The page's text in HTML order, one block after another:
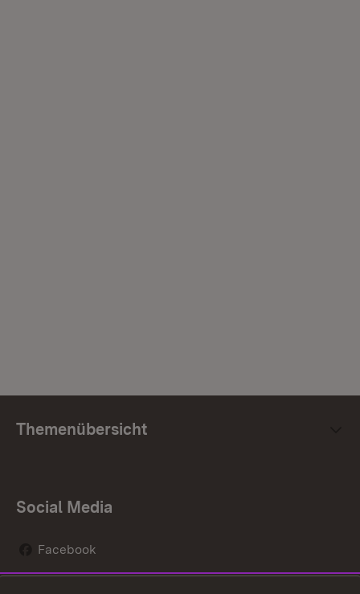
Themenübersicht
Social Media
Facebook